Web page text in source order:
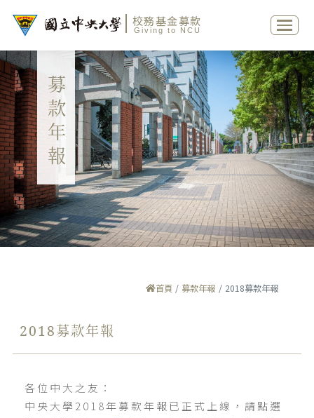
校務基金募款
Giving to NCU
募款年報
首頁 募款年報 2018募款年報
2018募款年報
各位中大之友：
中央大學2018年募款年報已正式上線，請點選